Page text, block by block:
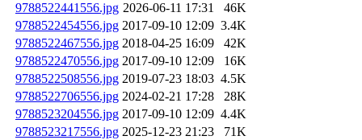
9788522441556.jpg 2026-06-11 17:31
46K
9788522454556.jpg 2017-09-10 12:09 3.4K
9788522467556.jpg 2018-04-25 16:09
42K
9788522470556.jpg 2017-09-10 12:09
16K
9788522508556.jpg 2019-07-23 18:03 4.5K
9788522706556.jpg 2024-02-21 17:28
28K
9788523204556.jpg 2017-09-10 12:09 4.4K
9788523217556.jpg 2025-12-23 21:23
71K